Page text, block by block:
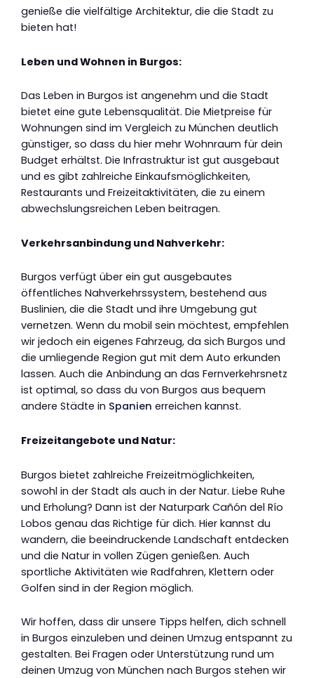
genieße die vielfältige Architektur, die die Stadt zu
bieten hat!
Leben und Wohnen in Burgos:
Das Leben in Burgos ist angenehm und die Stadt
bietet eine gute Lebensqualität. Die Mietpreise für
Wohnungen sind im Vergleich zu München deutlich
günstiger, so dass du hier mehr Wohnraum für dein
Budget erhältst. Die Infrastruktur ist gut ausgebaut
und es gibt zahlreiche Einkaufsmöglichkeiten,
Restaurants und Freizeitaktivitäten, die zu einem
abwechslungsreichen Leben beitragen.
Verkehrsanbindung und Nahverkehr:
Burgos verfügt über ein gut ausgebautes
öffentliches Nahverkehrssystem, bestehend aus
Buslinien, die die Stadt und ihre Umgebung gut
vernetzen. Wenn du mobil sein möchtest, empfehlen
wir jedoch ein eigenes Fahrzeug, da sich Burgos und
die umliegende Region gut mit dem Auto erkunden
lassen. Auch die Anbindung an das Fernverkehrsnetz
ist optimal, so dass du von Burgos aus bequem
andere Städte in Spanien erreichen kannst.
Freizeitangebote und Natur:
Burgos bietet zahlreiche Freizeitmöglichkeiten,
sowohl in der Stadt als auch in der Natur. Liebe Ruhe
und Erholung? Dann ist der Naturpark Cañón del Río
Lobos genau das Richtige für dich. Hier kannst du
wandern, die beeindruckende Landschaft entdecken
und die Natur in vollen Zügen genießen. Auch
sportliche Aktivitäten wie Radfahren, Klettern oder
Golfen sind in der Region möglich.
Wir hoffen, dass dir unsere Tipps helfen, dich schnell
in Burgos einzuleben und deinen Umzug entspannt zu
gestalten. Bei Fragen oder Unterstützung rund um
deinen Umzug von München nach Burgos stehen wir